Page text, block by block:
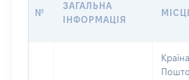
№
ЗАГАЛЬНА
ІНФОРМАЦІЯ